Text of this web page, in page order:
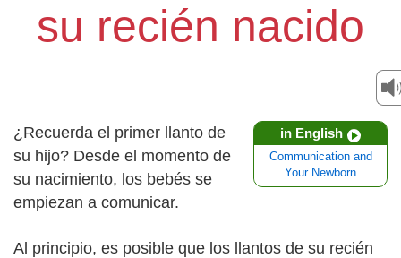
su recién nacido
in English
Communication and
Your Newborn
¿Recuerda el primer llanto de
su hijo? Desde el momento de
su nacimiento, los bebés se
empiezan a comunicar.
Al principio, es posible que los llantos de su recién